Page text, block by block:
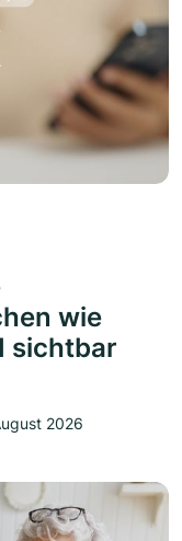
wie
sichtbar
2026